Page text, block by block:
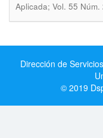
Aplicada; Vol. 55
Dirección de
© 2019